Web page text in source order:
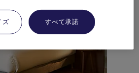
ズ すべて承諾